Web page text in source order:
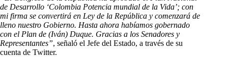
de Desarrollo ‘Colombia Potencia mundial de la Vida’; con
mi firma se convertirá en Ley de la República y comenzará de
lleno nuestro Gobierno. Hasta ahora habíamos gobernado
con el Plan de (Iván) Duque. Gracias a los Senadores y
Representantes”, señaló el Jefe del Estado, a través de su
cuenta de Twitter.